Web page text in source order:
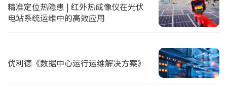
精准定位热隐患 | 红外热成像仪在光伏
电站系统运维中的高效应用
优利德《数据中心运行运维解决方案》